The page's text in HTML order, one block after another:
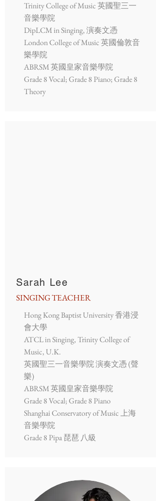
Trinity College of Music 英國聖三一
音樂學院
DipLCM in Singing, 演奏文憑
London College of Music 英國倫敦音
樂學院
ABRSM 英國皇家音樂學院
Grade 8 Vocal; Grade 8 Piano; Grade 8
Theory
Sarah Lee
SINGING TEACHER
Hong Kong Baptist University 香港浸
會大學
ATCL in Singing, Trinity College of
Music, U.K.
英國聖三一音樂學院 演奏文憑 (聲
樂)
​ABRSM 英國皇家音樂學院
Grade 8 Vocal; Grade 8 Piano
Shanghai Conservatory of Music 上海
音樂學院
Grade 8 Pipa 琵琶 八級